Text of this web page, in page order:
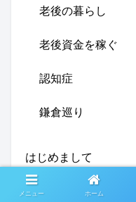
老後の暮らし
老後資金を稼ぐ
認知症
鎌倉巡り
はじめまして
ひとりごと
メニュー ホーム